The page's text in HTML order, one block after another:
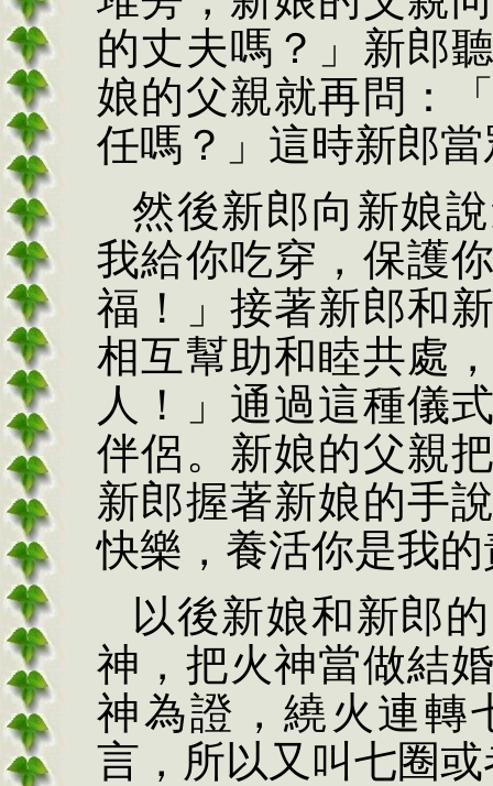
的丈夫嗎？」新郎
娘的父親就再問：
任嗎？」這時新郎
然後新郎向新娘
我給你吃穿，保護
福！」接著新郎和
相互幫助和睦共處
人！」通過這種儀
伴侶。新娘的父親
新郎握著新娘的手
快樂，養活你是我
以後新娘和新郎
神，把火神當做結
神為證，繞火連轉
言，所以又叫七圈